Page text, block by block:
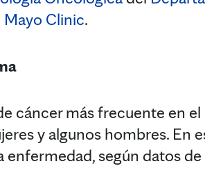
Clinic.
cáncer más frecuente en
y algunos hombres. En
según datos de